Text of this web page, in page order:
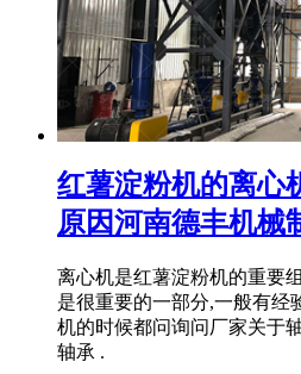
红薯淀粉机的离心
原因河南德丰机械
离心机是红薯淀粉机的重要
是很重要的一部分,一般有经
机的时候都问询问厂家关于
轴承 .